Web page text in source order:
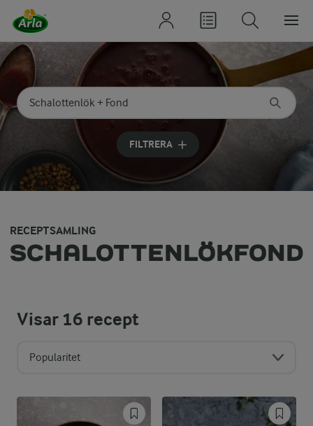
Sök på kategori eller ingrediens
Skriv in sökord för att få förslag
FILTRERA
RECEPTSAMLING
SCHALOTTENLÖKFOND
Visar16 recept
Popularitet